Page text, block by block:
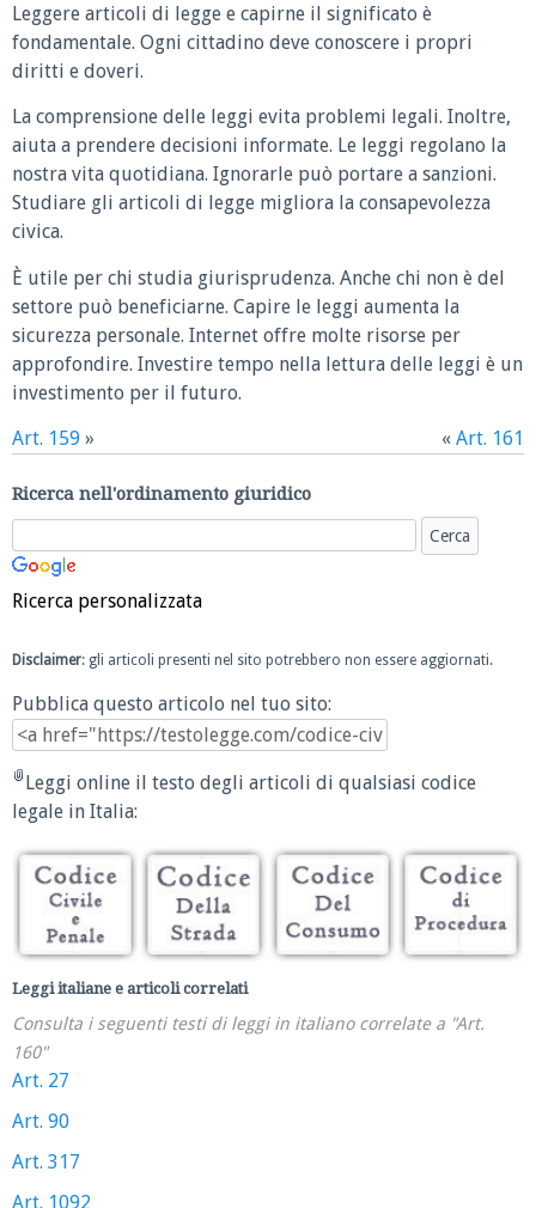
Leggere articoli di legge e capirne il significato è
fondamentale. Ogni cittadino deve conoscere i propri
diritti e doveri.
La comprensione delle leggi evita problemi legali. Inoltre,
aiuta a prendere decisioni informate. Le leggi regolano la
nostra vita quotidiana. Ignorarle può portare a sanzioni.
Studiare gli articoli di legge migliora la consapevolezza
civica.
È utile per chi studia giurisprudenza. Anche chi non è del
settore può beneficiarne. Capire le leggi aumenta la
sicurezza personale. Internet offre molte risorse per
approfondire. Investire tempo nella lettura delle leggi è un
investimento per il futuro.
Art. 159 » « Art. 161
Ricerca nell'ordinamento giuridico
Ricerca personalizzata
Disclaimer: gli articoli presenti nel sito potrebbero non essere aggiornati.
Pubblica questo articolo nel tuo sito:
Leggi online il testo degli articoli di qualsiasi codice
legale in Italia:
Leggi italiane e articoli correlati
Consulta i seguenti testi di leggi in italiano correlate a "Art.
160"
Art. 27
Art. 90
Art. 317
Art. 1092